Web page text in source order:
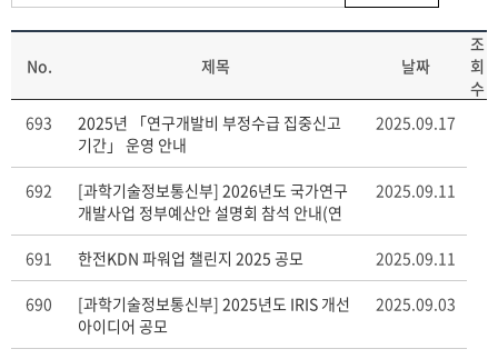
No. 제목 날짜
조
회
수
693
2025년 「연구개발비 부정수급 집중신고
기간」 운영 안내
2025.09.17
692
[과학기술정보통신부] 2026년도 국가연구
개발사업 정부예산안 설명회 참석 안내(연
구처 안내사항 포함)
2025.09.11
691 한전KDN 파워업 챌린지 2025 공모 2025.09.11
690
[과학기술정보통신부] 2025년도 IRIS 개선
아이디어 공모
2025.09.03